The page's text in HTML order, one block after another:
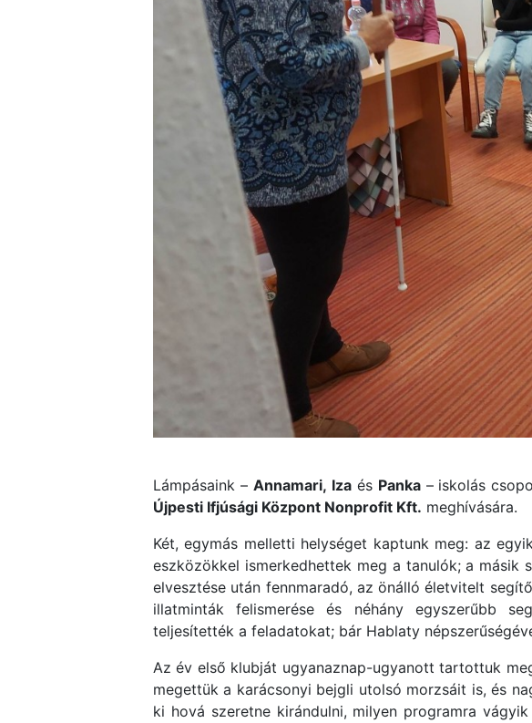
Lámpásaink – Annamari, Iza és Panka– iskolás
Újpesti Ifjúsági Központ Nonprofit Kft. meghívására.
Két, egymás melletti helységet kaptunk meg: az
eszközökkel ismerkedhettek meg a tanulók; a másik
elvesztése után fennmaradó, az önálló életvitelt
illatminták felismerése és néhány egyszerűbb
teljesítették a feladatokat; bár Hablaty
Az év első klubját ugyanaznap-ugyanott tartottuk
megettük a karácsonyi bejgli utolsó morzsáit is, és
ki hová szeretne kirándulni, milyen programra